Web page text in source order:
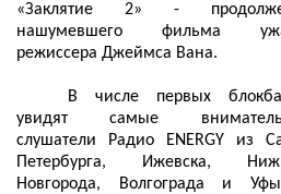
«Заклятие 2» -
нашумевшего фильма
режиссера Джеймса Вана.
В числе первых
увидят самые
слушатели Радио ENERGY из
Петербурга, Ижевска,
Новгорода, Волгограда и